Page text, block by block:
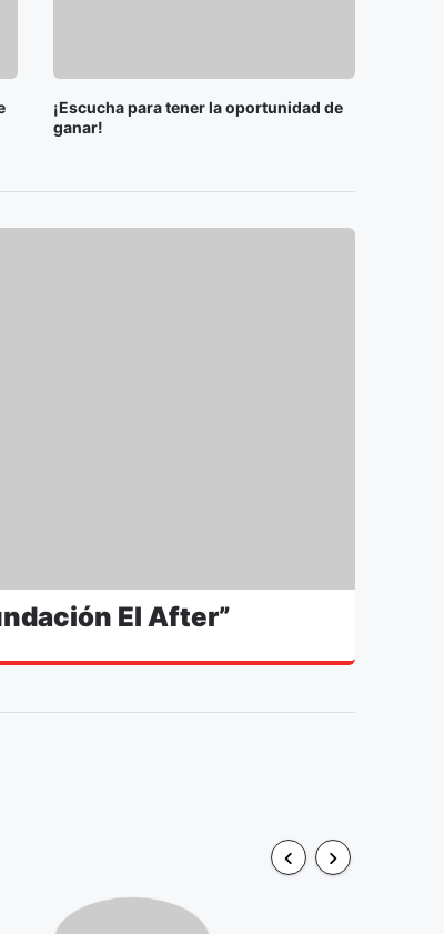
¡Escucha para tener la oportunidad de
ganar!
El After”